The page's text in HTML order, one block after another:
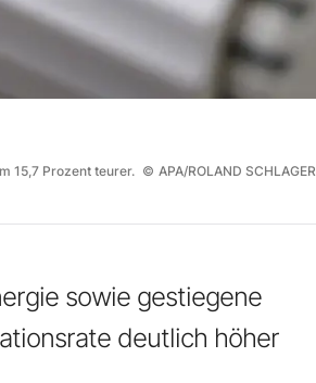
15,7 Prozent teurer. © APA/ROLAND SCHLAGER
sowie gestiegene
deutlich höher